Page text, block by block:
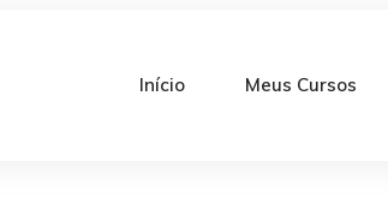
Início Meus Cursos